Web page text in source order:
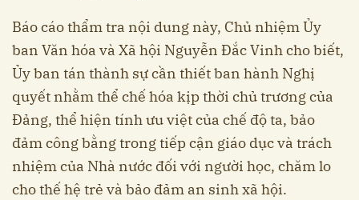
Báo cáo thẩm tra nội dung này, Chủ nhiệm Ủy
ban Văn hóa và Xã hội Nguyễn Đắc Vinh cho biết,
Ủy ban tán thành sự cần thiết ban hành Nghị
quyết nhằm thể chế hóa kịp thời chủ trương của
Đảng, thể hiện tính ưu việt của chế độ ta, bảo
đảm công bằng trong tiếp cận giáo dục và trách
nhiệm của Nhà nước đối với người học, chăm lo
cho thế hệ trẻ và bảo đảm an sinh xã hội.